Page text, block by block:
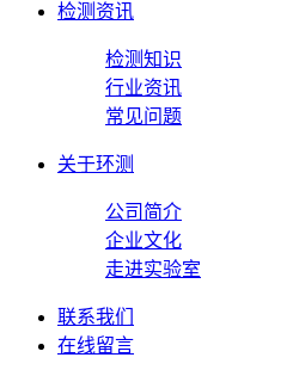
检测资讯
检测知识
行业资讯
常见问题
关于环测
公司简介
企业文化
走进实验室
联系我们
在线留言